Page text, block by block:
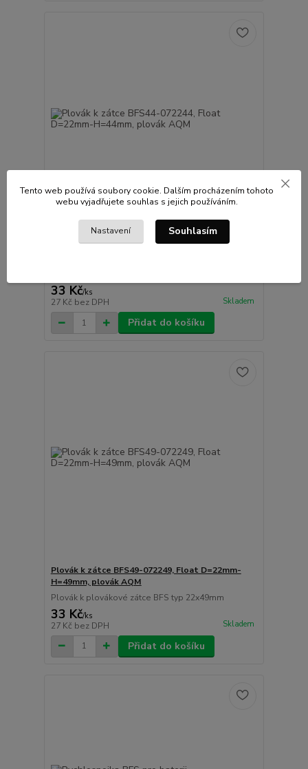
1 hodnocení
Plovák k zátce BFS44-072244, Float D=22mm-
33 Kč/ks
27 Kč bez DPH Skladem
Přidat do košíku
Plovák k zátce BFS49-072249, Float D=22mm-
H=49mm, plovák AQM
Plovák k plovákové zátce BFS typ 22x49mm
33 Kč/ks
27 Kč bez DPH Skladem
Přidat do košíku
Tento web používá soubory cookie. Dalším procházením tohoto
webu vyjadřujete souhlas s jejich používáním.
Nastavení Souhlasím